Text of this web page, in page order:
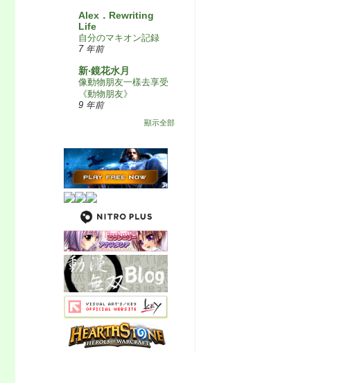
Alex．Rewriting
Life
自分のマキオン記録
7 年前
新‧鏡花水月
像動物朋友一樣去享受
《動物朋友》
9 年前
顯示全部